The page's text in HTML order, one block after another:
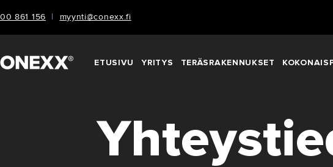
861 156 | myynti@conexx.fi
ETUSIVU YRITYS TERÄSRAKENNUKSET